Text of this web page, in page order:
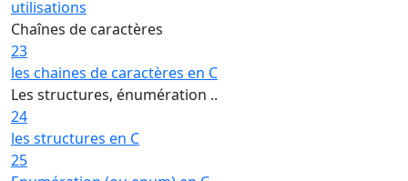
utilisations
Chaînes de caractères
23
les chaines de caractères en C
Les structures, énumération ..
24
les structures en C
25